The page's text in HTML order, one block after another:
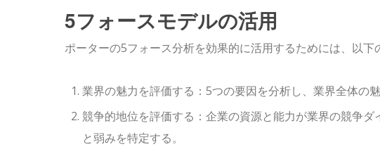
5フォースモデルの活用
ポーターの5フォース分析を効果的に活用するためには、以下
業界の魅力を評価する：5つの要因を分析し、業界全体の
競争的地位を評価する：企業の資源と能力が業界の競争
と弱みを特定する。